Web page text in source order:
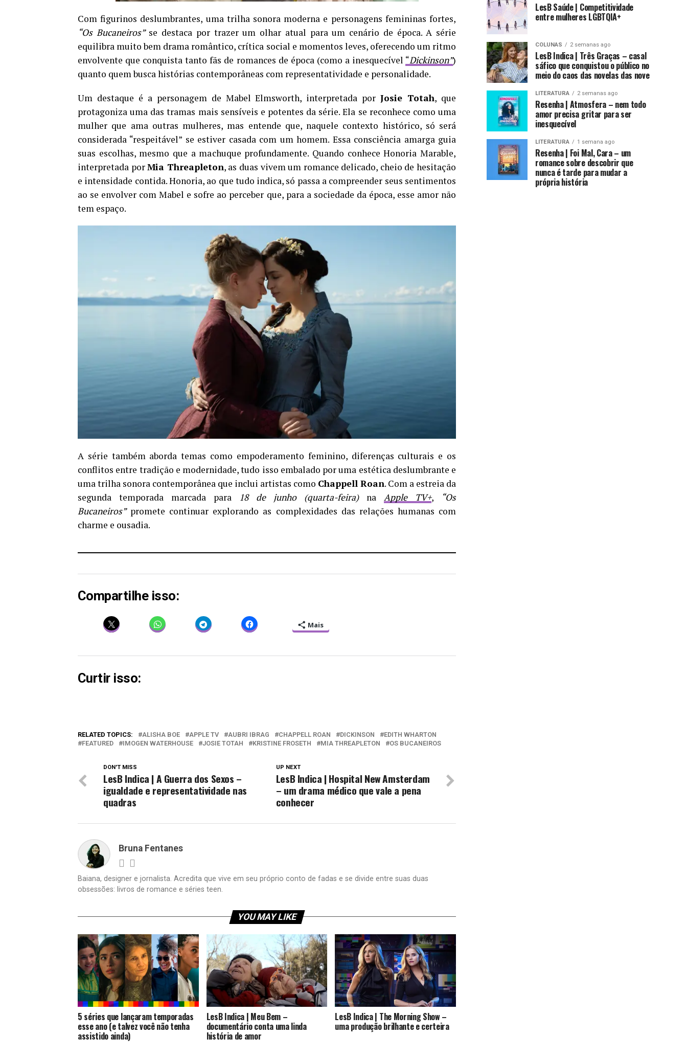
Com figurinos deslumbrantes, uma trilha sonora moderna e personagens femininas fortes,
“Os Bucaneiros”se destaca por trazer um olhar atual para um cenário de época. A série
equilibra muito bem drama romântico, crítica social e momentos leves, oferecendo um ritmo
envolvente que conquista tanto fãs de romances de época (como a inesquecível “Dickinson”)
quanto quem busca histórias contemporâneas com representatividade e personalidade.
Um destaque é a personagem de Mabel Elmsworth, interpretada porJosie Totah, que
protagoniza uma das tramas mais sensíveis e potentes da série. Ela se reconhece como uma
mulher que ama outras mulheres, mas entende que, naquele contexto histórico, só será
considerada “respeitável” se estiver casada com um homem. Essa consciência amarga guia
suas escolhas, mesmo que a machuque profundamente. Quando conhece Honoria Marable,
interpretada porMia Threapleton, as duas vivem um romance delicado, cheio de hesitação
e intensidade contida. Honoria, ao que tudo indica, só passa a compreender seus sentimentos
ao se envolver com Mabel e sofre ao perceber que, para a sociedade da época, esse amor não
tem espaço.
A série também aborda temas como empoderamento feminino, diferenças culturais e os
conflitos entre tradição e modernidade, tudo isso embalado por uma estética deslumbrante e
uma trilha sonora contemporânea que inclui artistas como Chappell Roan. Com a estreia da
segunda temporada marcada para 18 de junho (quarta-feira) na Apple TV+,
“Os
Bucaneiros”promete continuar explorando as complexidades das relações humanas com
charme e ousadia.
Compartilhe isso:
Mais
Curtir isso:
RELATED TOPICS: ALISHA BOE APPLE TV AUBRI IBRAG CHAPPELL ROAN DICKINSON
EDITH WHARTON
FEATURED
IMOGEN WATERHOUSE JOSIE TOTAH KRISTINE FROSETH MIA THREAPLETON OS BUCANEIROS
UP NEXT
LesB Indica | Hospital New Amsterdam
– um drama médico que vale a pena
conhecer
DON'T MISS
LesB Indica | A Guerra dos Sexos –
igualdade e representatividade nas
quadras
Bruna Fentanes
Baiana, designer e jornalista. Acredita que vive em seu próprio conto de fadas e se divide entre suas duas
obsessões: livros de romance e séries teen.
YOU MAY LIKE
5 séries que lançaram temporadas
esse ano (e talvez você não tenha
assistido ainda)
LesB Indica | Meu Bem –
documentário conta uma linda
história de amor
LesB Indica | The Morning Show –
uma produção brilhante e certeira
LesB Saúde | Competitividade
entre mulheres LGBTQIA+
COLUNAS 2 semanas ago
LesB Indica | Três Graças – casal
sáfico que conquistou o público no
meio do caos das novelas das nove
LITERATURA 2 semanas ago
Resenha | Atmosfera – nem todo
amor precisa gritar para ser
inesquecível
LITERATURA 1 semana ago
Resenha | Foi Mal, Cara – um
romance sobre descobrir que
nunca é tarde para mudar a
própria história